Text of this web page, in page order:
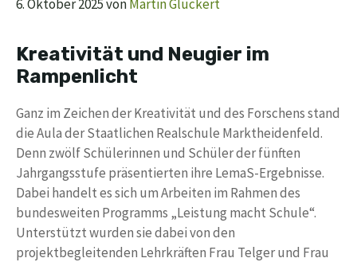
6. Oktober 2025vonMartin Glückert
Kreativität und Neugier im
Rampenlicht
Ganz im Zeichen der Kreativität und des Forschens stand
die Aula der Staatlichen Realschule Marktheidenfeld.
Denn zwölf Schülerinnen und Schüler der fünften
Jahrgangsstufe präsentierten ihre LemaS-Ergebnisse.
Dabei handelt es sich um Arbeiten im Rahmen des
bundesweiten Programms „Leistung macht Schule“.
Unterstützt wurden sie dabei von den
projektbegleitenden Lehrkräften Frau Telger und Frau